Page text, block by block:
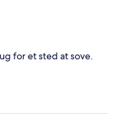
for et sted at sove.